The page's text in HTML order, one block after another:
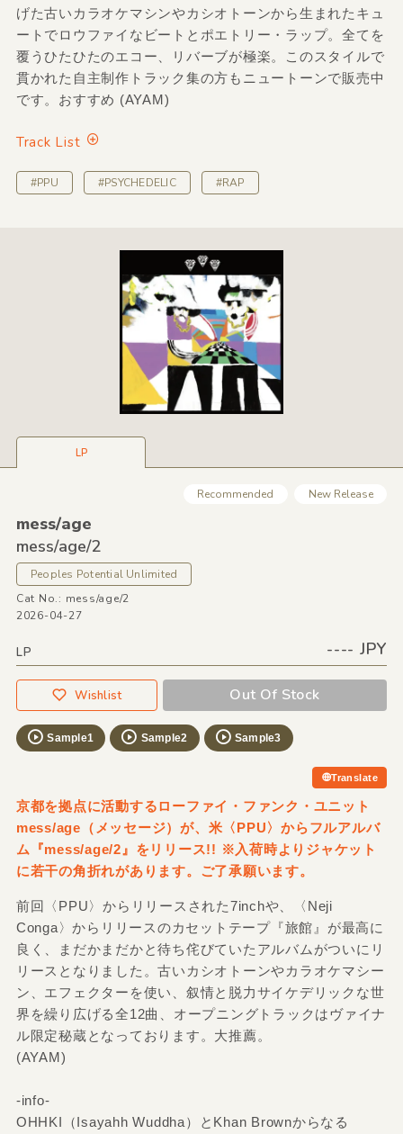
げた古いカラオケマシンやカシオトーンから生まれたキュ
ートでロウファイなビートとポエトリー・ラップ。全てを
覆うひたひたのエコー、リバーブが極楽。このスタイルで
貫かれた自主制作トラック集の方もニュートーンで販売中
です。おすすめ (AYAM)
Track List
#PPU #PSYCHEDELIC #RAP
LP
Recommended New Release
mess/age
mess/age/2
Peoples Potential Unlimited
Cat No.: mess/age/2
2026-04-27
LP ---- JPY
Wishlist Out Of Stock
Sample1 Sample2 Sample3
Translate
京都を拠点に活動するローファイ・ファンク・ユニット
mess/age（メッセージ）が、米〈PPU〉からフルアルバ
ム『mess/age/2』をリリース!! ※入荷時よりジャケット
に若干の角折れがあります。ご了承願います。
前回〈PPU〉からリリースされた7inchや、〈Neji
Conga〉からリリースのカセットテープ『旅館』が最高に
良く、まだかまだかと待ち侘びていたアルバムがついにリ
リースとなりました。古いカシオトーンやカラオケマシー
ン、エフェクターを使い、叙情と脱力サイケデリックな世
界を繰り広げる全12曲、オープニングトラックはヴァイナ
ル限定秘蔵となっております。大推薦。
(AYAM)
-info-
OHHKI（Isayahh Wuddha）とKhan Brownからなる